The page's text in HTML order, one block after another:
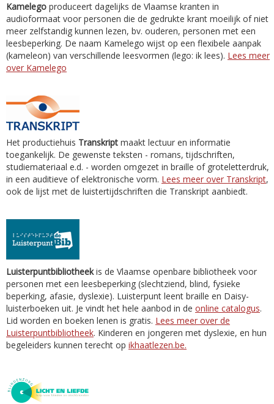
Kamelego produceert dagelijks de Vlaamse kranten in
audioformaat voor personen die de gedrukte krant moeilijk of niet
meer zelfstandig kunnen lezen, bv. ouderen, personen met een
leesbeperking. De naam Kamelego wijst op een flexibele aanpak
(kameleon) van verschillende leesvormen (lego: ik lees). Lees meer
over Kamelego
Het productiehuis Transkript maakt lectuur en informatie
toegankelijk. De gewenste teksten - romans, tijdschriften,
studiemateriaal e.d. - worden omgezet in braille of groteletterdruk,
in een auditieve of elektronische vorm. Lees meer over Transkript,
ook de lijst met de luistertijdschriften die Transkript aanbiedt.
Luisterpuntbibliotheekis de Vlaamse openbare bibliotheek voor
personen met een leesbeperking (slechtziend, blind, fysieke
beperking, afasie, dyslexie). Luisterpunt leent braille en Daisy-
luisterboeken uit. Je vindt het hele aanbod in de online catalogus.
Lid worden en boeken lenen is gratis. Lees meer over de
Luisterpuntbibliotheek. Kinderen en jongeren met dyslexie, en hun
begeleiders kunnen terecht op ikhaatlezen.be.